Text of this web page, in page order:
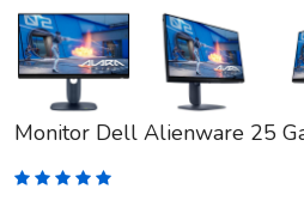
Monitor Dell Alienware 25